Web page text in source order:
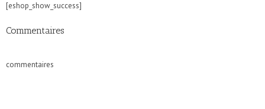
[eshop_show_success]
Commentaires
commentaires